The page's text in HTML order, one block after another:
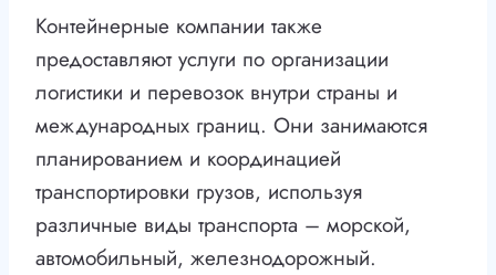
Контейнерные компании также
предоставляют услуги по организации
логистики и перевозок внутри страны и
международных границ. Они занимаются
планированием и координацией
транспортировки грузов, используя
различные виды транспорта – морской,
автомобильный, железнодорожный.